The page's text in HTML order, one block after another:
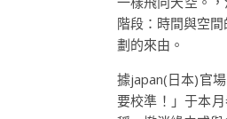
階段：時間與空
劃的來由。
據japan(日本)官
要校準！」于本